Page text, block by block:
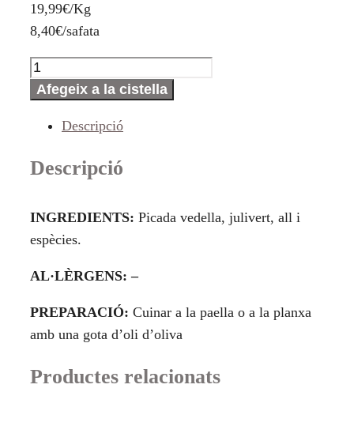
19,99€/Kg
8,40€/safata
quantitat
de
Hamburguesa
All
Julivert
Afegeix a la cistella
Descripció
Descripció
INGREDIENTS: Picada vedella, julivert, all i
espècies.
AL·LÈRGENS: –
PREPARACIÓ: Cuinar a la paella o a la planxa
amb una gota d’oli d’oliva
Productes relacionats